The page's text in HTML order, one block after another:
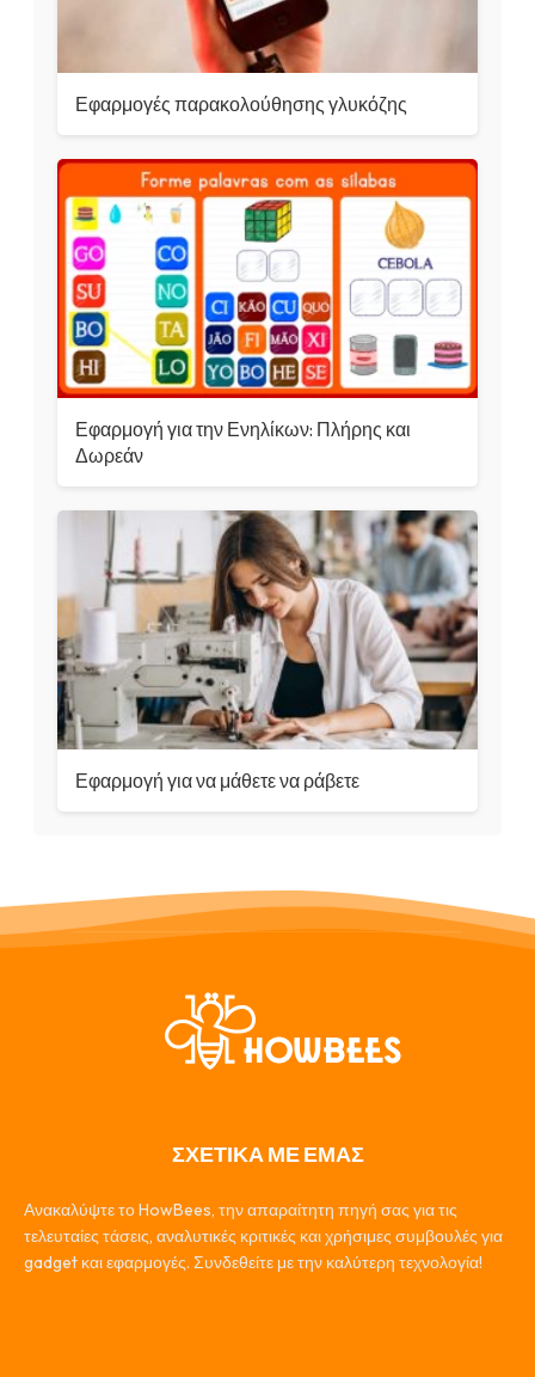
Εφαρμογές παρακολούθησης γλυκόζης
Εφαρμογή για την Ενηλίκων: Πλήρης και
Δωρεάν
Εφαρμογή για να μάθετε να ράβετε
ΣΧΕΤΙΚΑ ΜΕ ΕΜΑΣ
Ανακαλύψτε το HowBees, την απαραίτητη πηγή σας για τις
τελευταίες τάσεις, αναλυτικές κριτικές και χρήσιμες συμβουλές για
gadget και εφαρμογές. Συνδεθείτε με την καλύτερη τεχνολογία!